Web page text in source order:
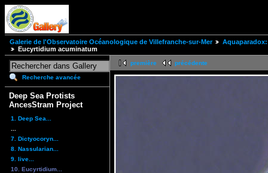
Galerie de l'Observatoire Océanologique de Villefranche-sur-Mer
Eucyrtidium acuminatum
Recherche avancée
Deep Sea Protists
AncesStram Project
1. Deep Sea...
7. Dictyocoryn...
8. Nassularian...
9. live...
10. Eucyrtidium...
première précédente